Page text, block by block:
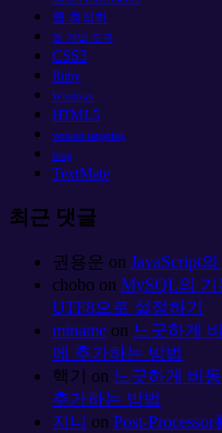
웹 최적화
웹 개발 도구
CSS3
Ruby
Windows
HTML5
version targeting
blog
TextMate
최근 댓글
권용운 on JavaScript
chobo on MySQL의 기
UTF8으로 설정하기
miname on 느긋하게
에 추가하는 방법
핵기
on 느긋하게 비
추가하는 방법
지니 on Post-